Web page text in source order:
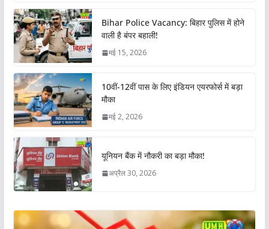
Bihar Police Vacancy: बिहार पुलिस में होने
वाली है बंपर बहाली!
मई 15, 2026
10वीं-12वीं पास के लिए इंडियन एयरफोर्स में बड़ा
मौका
मई 2, 2026
यूनियन बैंक में नौकरी का बड़ा मौका!
अप्रैल 30, 2026